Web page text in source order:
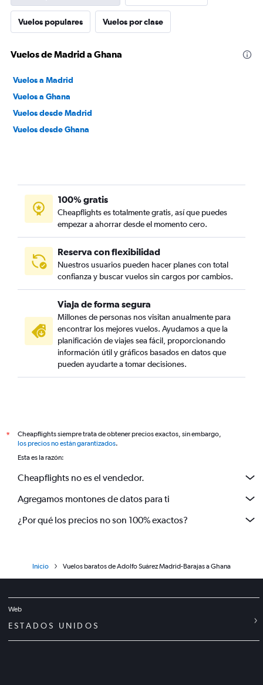
Vuelos populares Vuelos por clase
Vuelos de Madrid a Ghana
Vuelos a Madrid
Vuelos a Ghana
Vuelos desde Madrid
Vuelos desde Ghana
100% gratis
Cheapflights es totalmente gratis, así que puedes
empezar a ahorrar desde el momento cero.
Reserva con flexibilidad
Nuestros usuarios pueden hacer planes con total
confianza y buscar vuelos sin cargos por cambios.
Viaja de forma segura
Millones de personas nos visitan anualmente para
encontrar los mejores vuelos. Ayudamos a que la
planificación de viajes sea fácil, proporcionando
información útil y gráficos basados en datos que
pueden ayudarte a tomar decisiones.
*
Cheapflights siempre trata de obtener precios exactos, sin embargo,
los precios no están garantizados.
Esta es la razón:
Cheapflights no es el vendedor.
Agregamos montones de datos para ti
¿Por qué los precios no son 100% exactos?
Inicio Vuelos baratos de Adolfo Suárez Madrid-Barajas a Ghana
Web
ESTADOS UNIDOS